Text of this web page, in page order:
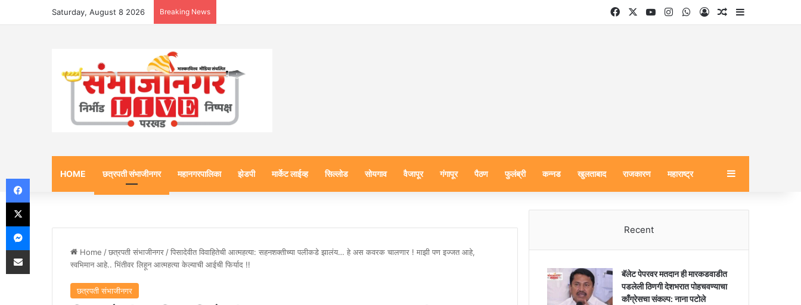
Saturday, August 8 2026 Breaking News FacebookYouTubeInstagramWhatsApp
Log InRandom Article
Sidebar
HOME छत्रपती संभाजीनगर महानगरपालिका झेडपी मार्केट लाईव्ह सिल्लोड सोयगाव वैजापूर गंगापूर पैठण फुलंब्री कन्नड खुलताबाद राजकारण महाराष्ट्र Sidebar
Home /छत्रपती संभाजीनगर /पिसादेवीत विवाहितेची आत्महत्या: सहनशक्तीच्या पलीकडे झालंय… हे अस कवरक चालणार ! माझी पण इज्जत आहे,
स्वभिमान आहे.. भिंतीवर लिहून आत्महत्या केल्याची आईची फिर्याद !!
छत्रपती संभाजीनगर
Recent
बॅलेट पेपरवर मतदान ही मारकडवाडीत
पडलेली ठिणगी देशभरात पोहचवण्याचा
काँग्रेसचा संकल्प: नाना पटोले
Facebook
X
Messenger
Share via Email